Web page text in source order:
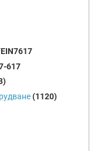
617
(1120)